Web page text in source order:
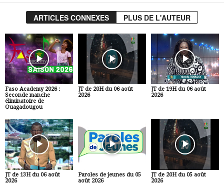
ARTICLES CONNEXES PLUS DE L'AUTEUR
Faso Academy 2026 :
Seconde manche
éliminatoire de
Ouagadougou
JT de 20H du 06 août
2026
JT de 19H du 06 août
2026
JT de 13H du 06 août
2026
Paroles de jeunes du 05
août 2026
JT de 20H du 05 août
2026